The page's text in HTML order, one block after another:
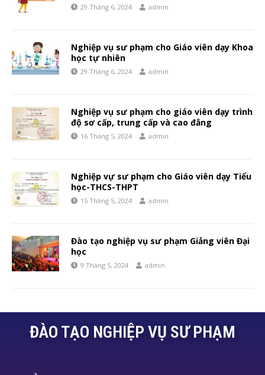
29 Tháng 6, 2024 admin
Nghiệp vụ sư phạm cho Giáo viên dạy Khoa
học tự nhiên
29 Tháng 6, 2024 admin
Nghiệp vụ sư phạm cho giáo viên dạy trình
độ sơ cấp, trung cấp và cao đẳng
16 Tháng 5, 2024 admin
Nghiệp vự sư phạm cho Giáo viên dạy Tiểu
học-THCS-THPT
15 Tháng 5, 2024 admin
Đào tạo nghiệp vụ sư phạm Giảng viên Đại
học
9 Tháng 5, 2024 admin
ĐÀO TẠO NGHIỆP VỤ SƯ PHẠM